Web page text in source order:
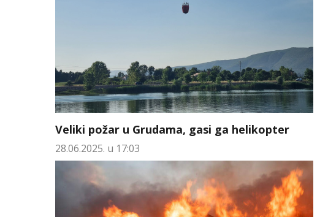
Veliki požar u Grudama, gasi ga helikopter
28.06.2025. u 17:03